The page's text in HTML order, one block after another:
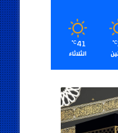
℃
41
℃
الثلاثاء